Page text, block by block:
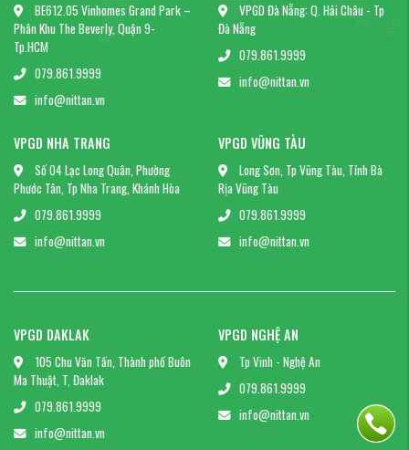
BE612.05 Vinhomes Grand Park –
Phân Khu The Beverly, Quận 9-
Tp.HCM
079.861.9999
info@nittan.vn
VPGD Đà Nẵng: Q. Hải Châu - Tp
Đà Nẵng
079.861.9999
info@nittan.vn
VPGD NHA TRANG
Số 04 Lạc Long Quân, Phường
Phước Tân, Tp Nha Trang, Khánh Hòa
079.861.9999
info@nittan.vn
VPGD VŨNG TÀU
Long Sơn, Tp Vũng Tàu, Tỉnh Bà
Rịa Vũng Tàu
079.861.9999
info@nittan.vn
VPGD DAKLAK
105 Chu Văn Tấn, Thành phố Buôn
Ma Thuật, T, Đaklak
079.861.9999
info@nittan.vn
VPGD NGHỆ AN
Tp Vinh - Nghệ An
079.861.9999
info@nittan.vn